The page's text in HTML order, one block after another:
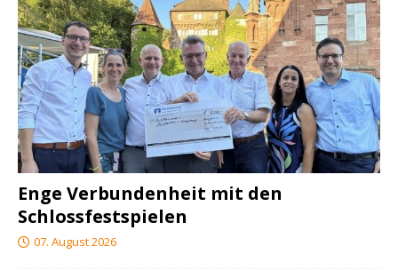
Enge Verbundenheit mit den
Schlossfestspielen
07. August 2026